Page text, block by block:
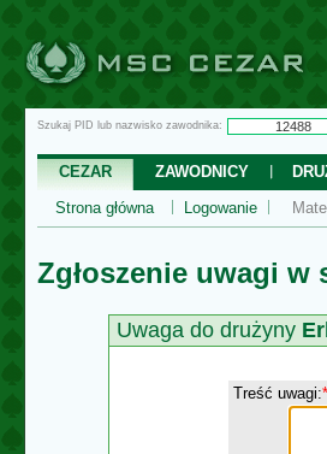
Szukaj PID lub nazwisko zawodnika:
CEZAR ZAWODNICY
Strona główna
Logowanie
Zgłoszenie uwagi w
Uwaga do drużyny
Treść uwagi:*